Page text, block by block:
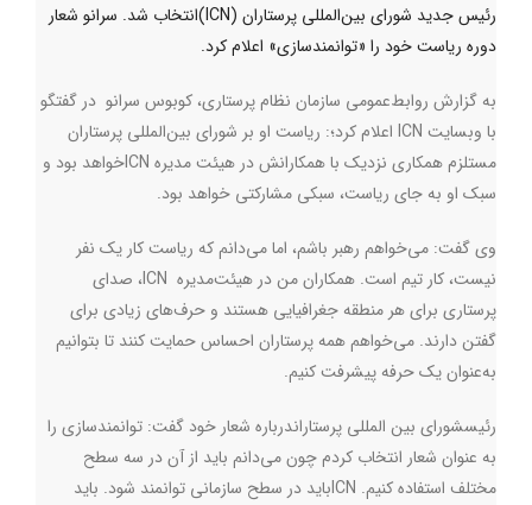
رئیس جدید شورای بین‌المللی پرستاران (ICN)انتخاب شد. سرانو شعار
دوره ریاست خود را «توانمندسازی» اعلام کرد.
به گزارش روابط‌عمومی سازمان نظام پرستاری، کوبوس سرانو در گفتگو
با وبسایت ICN ‌ اعلام کرد؛: ریاست او بر شورای بین‌المللی پرستاران
مستلزم همکاری نزدیک با همکارانش در هیئت مدیره ICNخواهد بود و
سبک او به جای ریاست، سبکی مشارکتی خواهد بود.
وی گفت: می‌خواهم رهبر باشم، اما می‌دانم که ریاست کار یک نفر
نیست، کار تیم است. همکاران من در هیئت‌مدیره ICN، صدای
پرستاری برای هر منطقه جغرافیایی هستند و حرف‌های زیادی برای
گفتن دارند. می‌خواهم همه پرستاران احساس حمایت کنند تا بتوانیم
به‌عنوان یک حرفه پیشرفت کنیم.
رئیسشورای بین المللی پرستاراندرباره شعار خود گفت: توانمندسازی را
به عنوان شعار انتخاب کردم چون می‌دانم باید از آن در سه سطح
مختلف استفاده کنیم. ICNباید در سطح سازمانی توانمند شود. باید